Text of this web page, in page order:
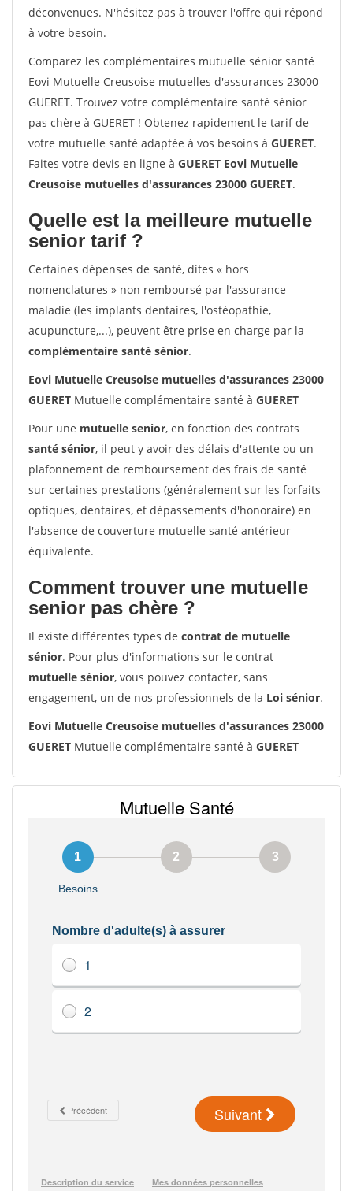
déconvenues. N'hésitez pas à trouver l'offre qui répond
à votre besoin.
Comparez les complémentaires mutuelle sénior santé
Eovi Mutuelle Creusoise mutuelles d'assurances 23000
GUERET. Trouvez votre complémentaire santé sénior
pas chère à GUERET ! Obtenez rapidement le tarif de
votre mutuelle santé adaptée à vos besoins à GUERET.
Faites votre devis en ligne à GUERET Eovi Mutuelle
Creusoise mutuelles d'assurances 23000 GUERET.
Quelle est la meilleure mutuelle
senior tarif ?
Certaines dépenses de santé, dites « hors
nomenclatures » non remboursé par l'assurance
maladie (les implants dentaires, l'ostéopathie,
acupuncture,...), peuvent être prise en charge par la
complémentaire santé sénior.
Eovi Mutuelle Creusoise mutuelles d'assurances 23000
GUERET Mutuelle complémentaire santé à GUERET
Pour une mutuelle senior, en fonction des contrats
santé sénior, il peut y avoir des délais d'attente ou un
plafonnement de remboursement des frais de santé
sur certaines prestations (généralement sur les forfaits
optiques, dentaires, et dépassements d'honoraire) en
l'absence de couverture mutuelle santé antérieur
équivalente.
Comment trouver une mutuelle
senior pas chère ?
Il existe différentes types de contrat de mutuelle
sénior. Pour plus d'informations sur le contrat
mutuelle sénior, vous pouvez contacter, sans
engagement, un de nos professionnels de la Loi sénior.
Eovi Mutuelle Creusoise mutuelles d'assurances 23000
GUERET Mutuelle complémentaire santé à GUERET